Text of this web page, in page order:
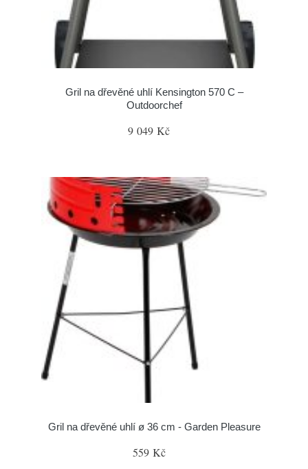
Gril na dřevěné uhlí Kensington 570 C –
Outdoorchef
9 049 Kč
Gril na dřevěné uhlí ø 36 cm - Garden Pleasure
559 Kč